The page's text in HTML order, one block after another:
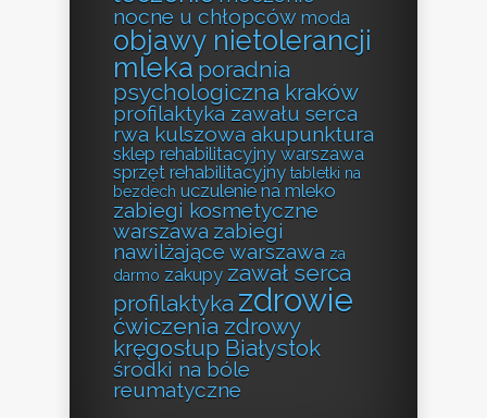
nocne u chłopców moda
objawy nietolerancji
mleka poradnia
psychologiczna kraków
profilaktyka zawału serca
rwa kulszowa akupunktura
sklep rehabilitacyjny warszawa
sprzęt rehabilitacyjny tabletki na
bezdech uczulenie na mleko
zabiegi kosmetyczne
warszawa zabiegi
nawilżające warszawa za
darmo zakupy zawał serca
profilaktyka zdrowie
ćwiczenia zdrowy
kręgosłup Białystok
środki na bóle
reumatyczne